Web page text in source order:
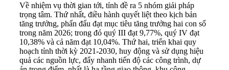
Về nhiệm vụ thời gian tới, tỉnh đề ra 5 nhóm giải pháp
trọng tâm. Thứ nhất, điều hành quyết liệt theo kịch bản
tăng trưởng, phấn đấu đạt mục tiêu tăng trưởng hai con số
trong năm 2026; trong đó quý III đạt 9,77%, quý IV đạt
10,38% và cả năm đạt 10,04%. Thứ hai, triển khai quy
hoạch tỉnh thời kỳ 2021-2030, huy động và sử dụng hiệu
quả các nguồn lực, đẩy nhanh tiến độ các công trình, dự